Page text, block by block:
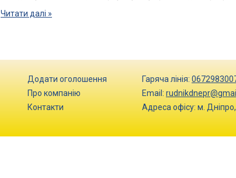
Читати далі »
Додати оголошення
Про компанію
Контакти
Гаряча лінія:
Email:
Адреса офісу: м. Дніпро,